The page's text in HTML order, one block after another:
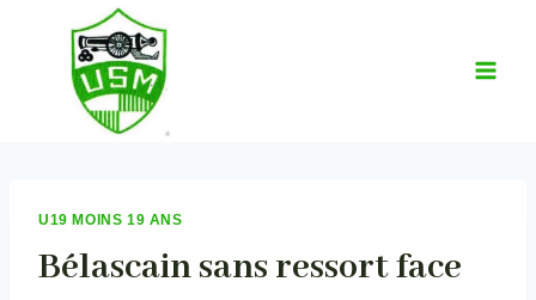
U19 MOINS 19 ANS
Bélascain sans ressort face